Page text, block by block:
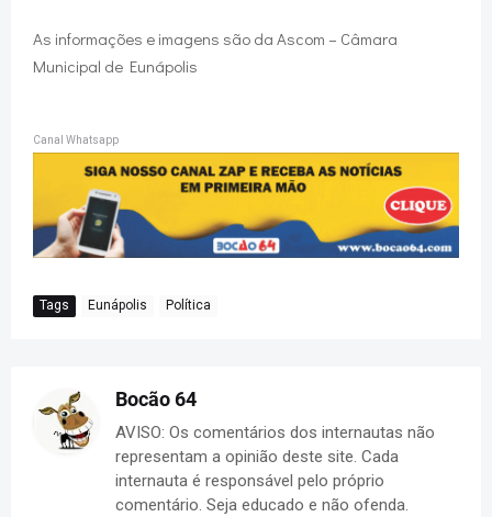
As informações e imagens são da Ascom – Câmara
Municipal de Eunápolis
Canal Whatsapp
Tags Eunápolis Política
Bocão 64
AVISO: Os comentários dos internautas não
representam a opinião deste site. Cada
internauta é responsável pelo próprio
comentário. Seja educado e não ofenda.